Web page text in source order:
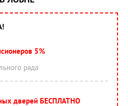
5%
ряда
дверей БЕСПЛАТНО